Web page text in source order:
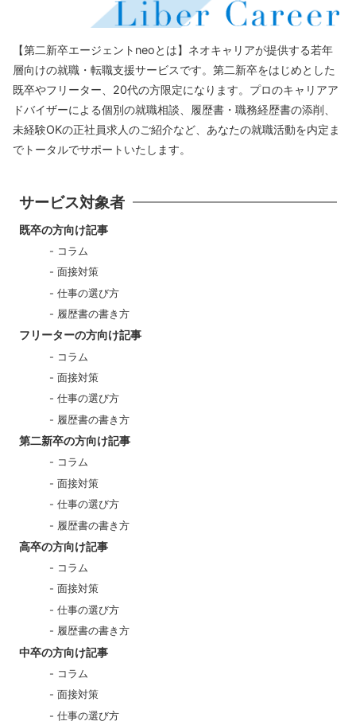
【第二新卒エージェントneoとは】ネオキャリアが提供する若年
層向けの就職・転職支援サービスです。第二新卒をはじめとした
既卒やフリーター、20代の方限定になります。プロのキャリアア
ドバイザーによる個別の就職相談、履歴書・職務経歴書の添削、
未経験OKの正社員求人のご紹介など、あなたの就職活動を内定ま
でトータルでサポートいたします。
サービス対象者
既卒の方向け記事
コラム
面接対策
仕事の選び方
履歴書の書き方
フリーターの方向け記事
コラム
面接対策
仕事の選び方
履歴書の書き方
第二新卒の方向け記事
コラム
面接対策
仕事の選び方
履歴書の書き方
高卒の方向け記事
コラム
面接対策
仕事の選び方
履歴書の書き方
中卒の方向け記事
コラム
面接対策
仕事の選び方